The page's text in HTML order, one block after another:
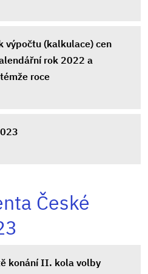
výpočtu (kalkulace) cen
rok 2022 a
roce
České
konání II. kola volby